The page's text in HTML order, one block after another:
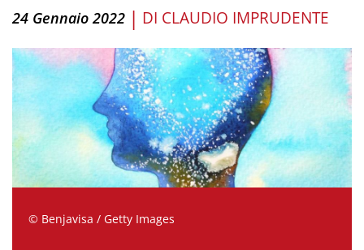
24 Gennaio 2022 | DI CLAUDIO IMPRUDENTE
© Benjavisa / Getty Images